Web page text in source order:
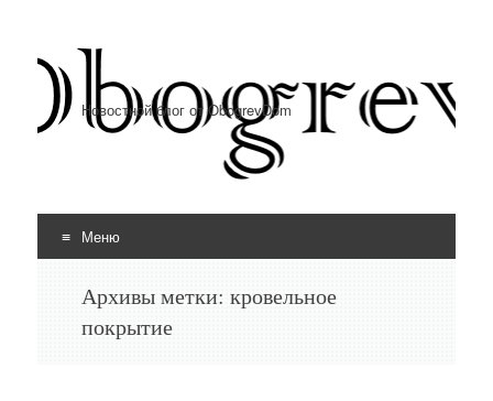
Новостной блог от ObogrevDom
Меню
Архивы метки: кровельное
покрытие